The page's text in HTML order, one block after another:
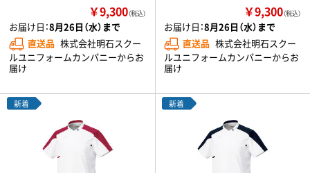
￥9,300（税込）
お届け日：8月26日（水）まで
直送品 株式会社明石スクー
ルユニフォームカンパニーからお
届け
￥9,300（税込）
お届け日：8月26日（水）まで
直送品 株式会社明石スクー
ルユニフォームカンパニーからお
届け
新着 新着